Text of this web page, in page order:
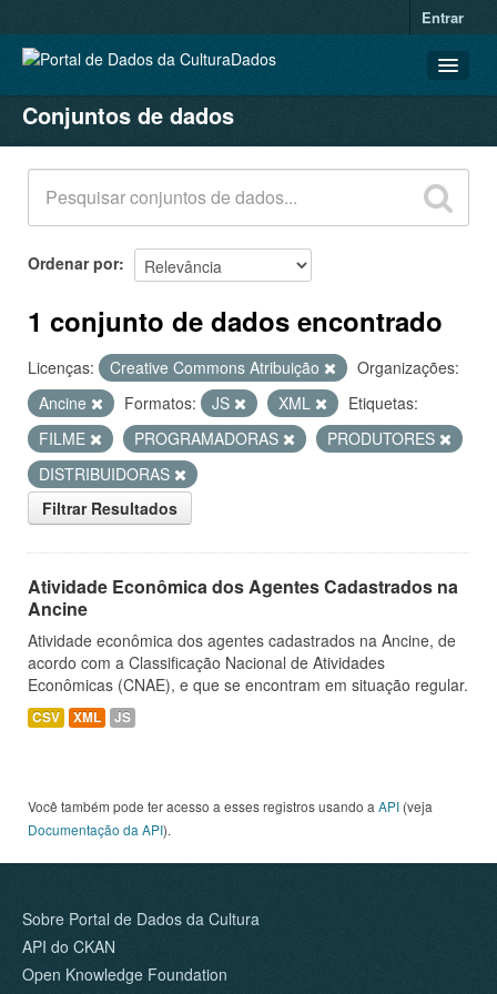
Entrar
CONJUNTOS DE DADOS
ORGANIZAÇÕES
GRUPOS
SOBRE
Conjuntos de dados
Ordenar por
1 conjunto de dados encontrado
Licenças: Creative Commons Atribuição
Organizações:
Ancine
Formatos: JS XML
Etiquetas:
FILME
PROGRAMADORAS
PRODUTORES
DISTRIBUIDORAS
Filtrar Resultados
Atividade Econômica dos Agentes Cadastrados na
Ancine
Atividade econômica dos agentes cadastrados na Ancine, de
acordo com a Classificação Nacional de Atividades
Econômicas (CNAE), e que se encontram em situação regular.
CSV XML JS
Você também pode ter acesso a esses registros usando a API (veja
Documentação da API).
Sobre Portal de Dados da Cultura
API do CKAN
Open Knowledge Foundation